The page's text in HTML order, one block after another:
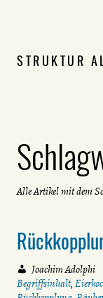
STRUKTUR
Alle Artikel mit dem
Joachim Adolphi
Begriffsinhalt,